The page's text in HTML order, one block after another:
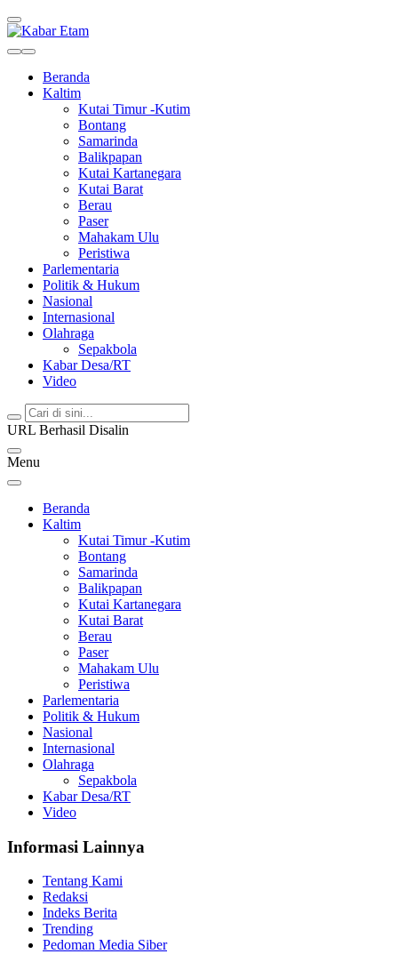
Beranda
Kaltim
Kutai Timur -Kutim
Bontang
Samarinda
Balikpapan
Kutai Kartanegara
Kutai Barat
Berau
Paser
Mahakam Ulu
Peristiwa
Parlementaria
Politik & Hukum
Nasional
Internasional
Olahraga
Sepakbola
Kabar Desa/RT
Video
URL Berhasil Disalin
Menu
Beranda
Kaltim
Kutai Timur -Kutim
Bontang
Samarinda
Balikpapan
Kutai Kartanegara
Kutai Barat
Berau
Paser
Mahakam Ulu
Peristiwa
Parlementaria
Politik & Hukum
Nasional
Internasional
Olahraga
Sepakbola
Kabar Desa/RT
Video
Informasi Lainnya
Tentang Kami
Redaksi
Indeks Berita
Trending
Pedoman Media Siber